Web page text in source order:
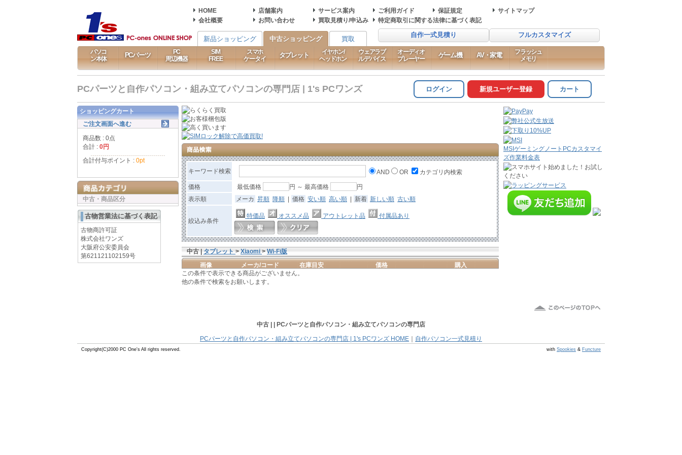
HOME 店舗案内 サービス案内 ご利用ガイド 保証規定
サイトマップ
会社概要
お問い合わせ 買取見積り/申込み 特定商取引に関する法律に基づく表記
自作一式見積り フルカスタマイズ
新品ショッピング 中古ショッピング 買取
パソコ
ン本体
PCパーツ
PC
周辺機器
SIM
FREE
スマホ
ケータイ
タブレット
イヤホン/
ヘッドホン
ウェアラブ
ルデバイス
オーディオ
プレーヤー
ゲーム機 AV・家電
フラッシュ
メモリ
PCパーツと自作パソコン・組み立てパソコンの専門店 | 1's PCワンズ ログイン 新規ユーザー登録 カート
キーワード検索 AND OR カテゴリ内検索
価格 最低価格 円 ～ 最高価格
円
表示順
メーカ 昇順 降順 | 価格 安い順 高い順 | 新着 新しい順 古い順
絞込み条件
特価品 オススメ品 アウトレット品 付属品あり
中古 | タブレット > Xiaomi > Wi-Fi版
画像 メーカ/コード 在庫目安 価格
購入
この条件で表示できる商品がございません。
他の条件で検索をお願いします。
ショッピングカート
ご注文画面へ進む
商品数 : 0点
合計 : 0円
合計付与ポイント : 0pt
中古・商品区分
古物営業法に基づく表記
古物商許可証
株式会社ワンズ
大阪府公安委員会
第621121102159号
MSIゲーミングノートPCカスタマイ
ズ作業料金表
中古 | | PCパーツと自作パソコン・組み立てパソコンの専門店
PCパーツと自作パソコン・組み立てパソコンの専門店 | 1's PCワンズ HOME
自作パソコン一式見積り
Copyright(C)2000 PC One's All rights reserved. with Spookies & Functure